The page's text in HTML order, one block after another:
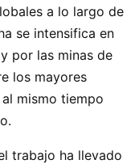
a lo largo de
se intensifica en
por las minas de
los mayores
mismo tiempo
trabajo ha llevado